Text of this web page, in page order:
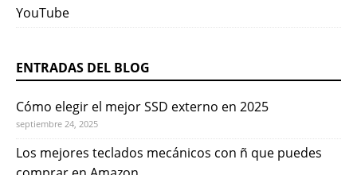
YouTube
ENTRADAS DEL BLOG
Cómo elegir el mejor SSD externo en 2025
septiembre 24, 2025
Los mejores teclados mecánicos con ñ que puedes